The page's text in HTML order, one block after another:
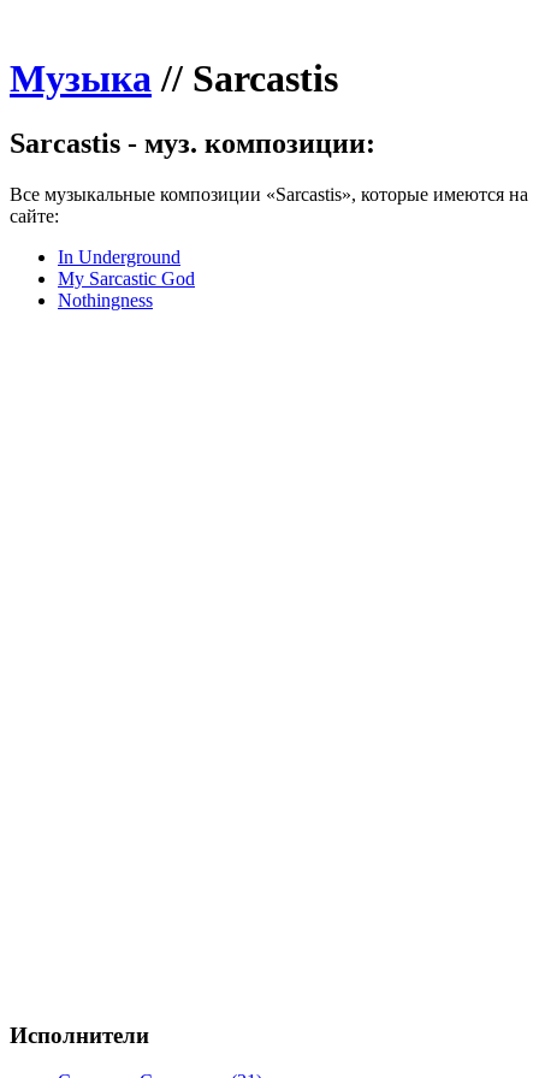
Музыка// Sarcastis
Sarcastis - муз. композиции:
Все музыкальные композиции «Sarcastis», которые имеются на
сайте:
In Underground
My Sarcastic God
Nothingness
Исполнители